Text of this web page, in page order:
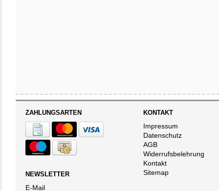
ZAHLUNGSARTEN
NEWSLETTER
E-Mail
KONTAKT
Impressum
Datenschutz
AGB
Widerrufsbelehrung
Kontakt
Sitemap